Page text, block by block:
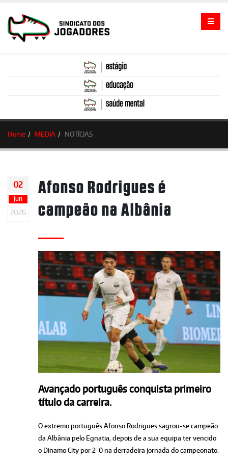
Home MEDIA NOTÍCIAS
02
jun
2026
Afonso Rodrigues é
campeão na Albânia
Avançado português conquista primeiro
título da carreira.
O extremo português Afonso Rodrigues sagrou-se campeão
da Albânia pelo Egnatia, depois de a sua equipa ter vencido
o Dinamo City por 2-0 na derradeira jornada do campeonato.